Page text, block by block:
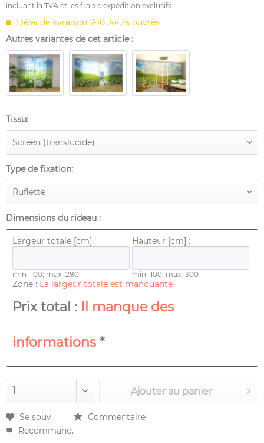
incluant la TVA et les frais d'expédition exclusifs
Délai de livraison 7-10 Jours ouvrés
Autres variantes de cet article :
Tissu:
Type de fixation:
Dimensions du rideau :
Largeur totale [cm] : Hauteur [cm] :
min=100; max=280 min=100; max=300
Zone : La largeur totale est manquante
Prix ​​total : Il manque des
informations *
Ajouter au panier
Se souv.
Commentaire
Recommand.